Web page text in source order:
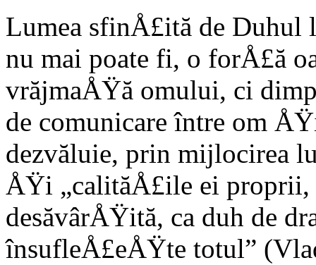
Lumea sfinÅ£ită de Duhul
nu mai poate fi, o forÅ£ă
vrăjmaÅŸă omului, ci
de comunicare între om
dezvăluie, prin mijlocirea
ÅŸi „calităÅ£ile ei
desăvârÅŸită, ca duh de
însufleÅ£eÅŸte totul”